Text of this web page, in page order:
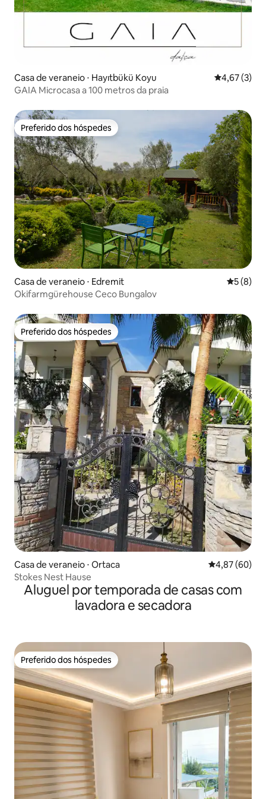
Casa de veraneio ⋅ Hayıtbükü Koyu 4,67 de
4,67 (3)
GAIA Microcasa a 100 metros da praia
Preferido dos hóspedes
Preferido dos hóspedes
Casa de veraneio ⋅ Edremit 5 de
5 (8)
Okifarmgürehouse Ceco Bungalov
Preferido dos hóspedes
Preferido dos hóspedes
Casa de veraneio ⋅ Ortaca 4,87 de uma
4,87 (60)
Stokes Nest Hause
Aluguel por temporada de casas com
lavadora e secadora
Preferido dos hóspedes
Preferido dos hóspedes